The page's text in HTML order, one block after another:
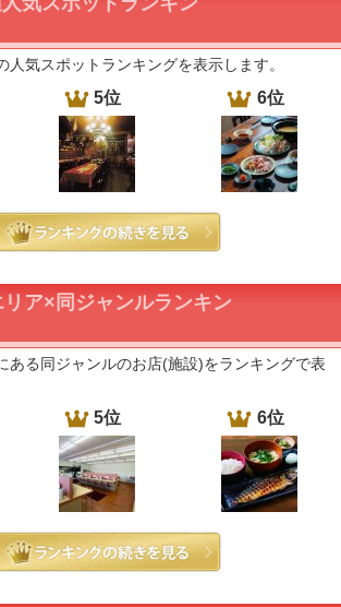
人気スポットランキングを表示します。
5位 6位
ア×同ジャンルランキン
ある同ジャンルのお店(施設)をランキングで表
5位 6位